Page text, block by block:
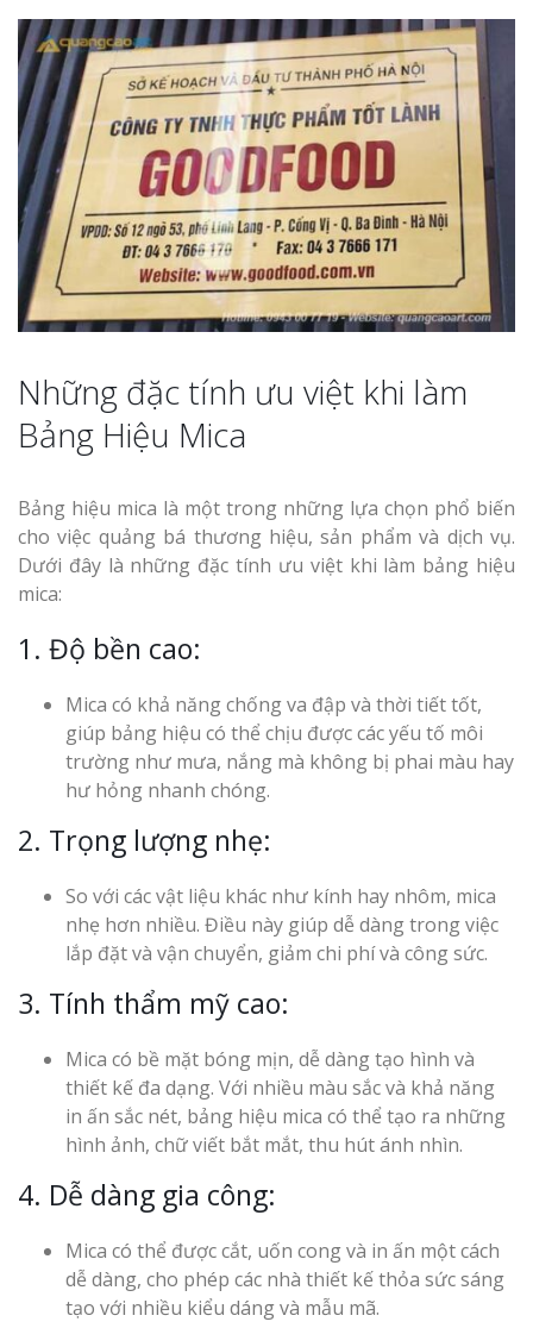
Những đặc tính ưu việt khi làm
Bảng Hiệu Mica
Bảng hiệu mica là một trong những lựa chọn phổ biến
cho việc quảng bá thương hiệu, sản phẩm và dịch vụ.
Dưới đây là những đặc tính ưu việt khi làm bảng hiệu
mica:
1. Độ bền cao:
Mica có khả năng chống va đập và thời tiết tốt,
giúp bảng hiệu có thể chịu được các yếu tố môi
trường như mưa, nắng mà không bị phai màu hay
hư hỏng nhanh chóng.
2. Trọng lượng nhẹ:
So với các vật liệu khác như kính hay nhôm, mica
nhẹ hơn nhiều. Điều này giúp dễ dàng trong việc
lắp đặt và vận chuyển, giảm chi phí và công sức.
3. Tính thẩm mỹ cao:
Mica có bề mặt bóng mịn, dễ dàng tạo hình và
thiết kế đa dạng. Với nhiều màu sắc và khả năng
in ấn sắc nét, bảng hiệu mica có thể tạo ra những
hình ảnh, chữ viết bắt mắt, thu hút ánh nhìn.
4. Dễ dàng gia công:
Mica có thể được cắt, uốn cong và in ấn một cách
dễ dàng, cho phép các nhà thiết kế thỏa sức sáng
tạo với nhiều kiểu dáng và mẫu mã.